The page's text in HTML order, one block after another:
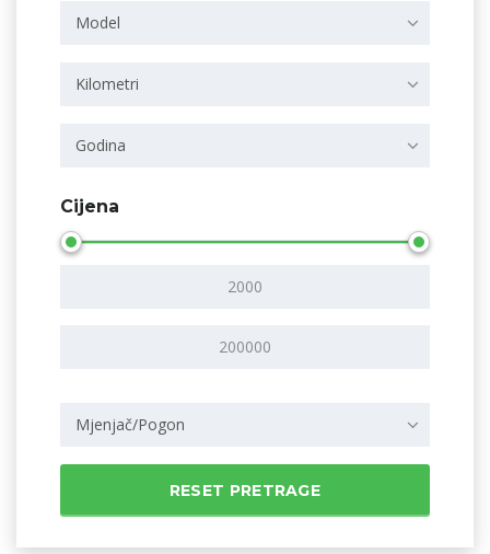
Model
Kilometri
Godina
Cijena
Mjenjač/Pogon
RESET PRETRAGE